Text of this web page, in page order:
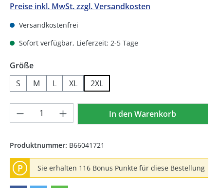
Preise inkl. MwSt. zzgl. Versandkosten
Versandkostenfrei
Sofort verfügbar, Lieferzeit: 2-5 Tage
Größeauswählen
S
M L XL 2XL
Produkt Anzahl: Gib denIn den Warenkorb
Produktnummer: B66041721
P Sie erhalten 116 Bonus Punkte für diese Bestellung